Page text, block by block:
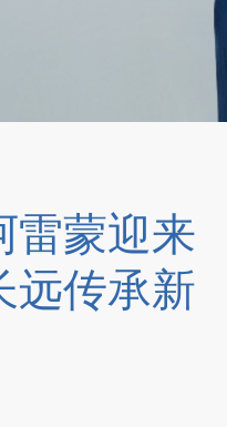
雷蒙迎来
远传承新